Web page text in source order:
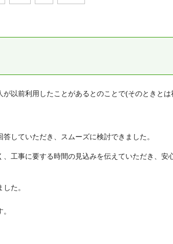
が以前利用したことがあるとのことで(そのときと
していただき、スムーズに検討できました。
工事に要する時間の見込みを伝えていただき、安
た。